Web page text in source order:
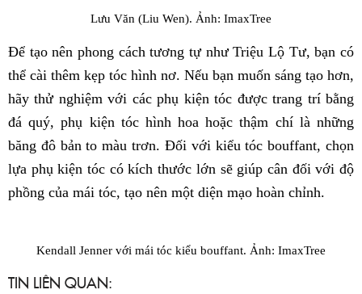
Lưu Văn (Liu Wen). Ảnh: ImaxTree
Để tạo nên phong cách tương tự như Triệu Lộ Tư, bạn có
thể cài thêm kẹp tóc hình nơ. Nếu bạn muốn sáng tạo hơn,
hãy thử nghiệm với các phụ kiện tóc được trang trí bằng
đá quý, phụ kiện tóc hình hoa hoặc thậm chí là những
băng đô bản to màu trơn. Đối với kiểu tóc bouffant, chọn
lựa phụ kiện tóc có kích thước lớn sẽ giúp cân đối với độ
phồng của mái tóc, tạo nên một diện mạo hoàn chỉnh.
Kendall Jenner với mái tóc kiểu bouffant. Ảnh: ImaxTree
TIN LIÊN QUAN: